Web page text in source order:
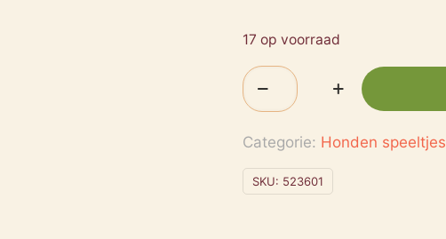
17 op voorraad
Flamingo
Hennep
Knoopbeen
Tennis
Categorie: Honden speeltjes
SKU: 523601